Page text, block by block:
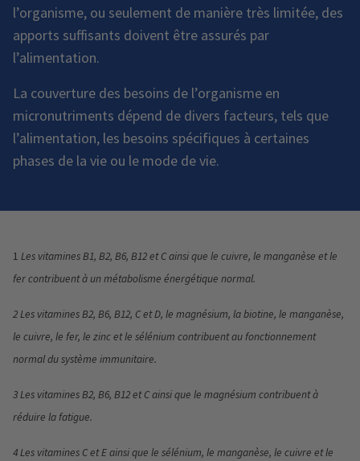
l’organisme, ou seulement de manière très limitée, des
apports suffisants doivent être assurés par
l’alimentation.
La couverture des besoins de l’organisme en
micronutriments dépend de divers facteurs, tels que
l’alimentation, les besoins spécifiques à certaines
phases de la vie ou le mode de vie.
1 Les vitamines B1, B2, B6, B12 et C ainsi que le cuivre, le manganèse et le
fer contribuent à un métabolisme énergétique normal.
2Les vitamines B2, B6, B12, C et D, le magnésium, la biotine, le manganèse,
le cuivre, le fer, le zinc et le sélénium contribuent au fonctionnement
normal du système immunitaire.
3Les vitamines B2, B6, B12 et C ainsi que le magnésium contribuent à
réduire la fatigue.
4Les vitamines C et E ainsi que le sélénium, le manganèse, le cuivre et le